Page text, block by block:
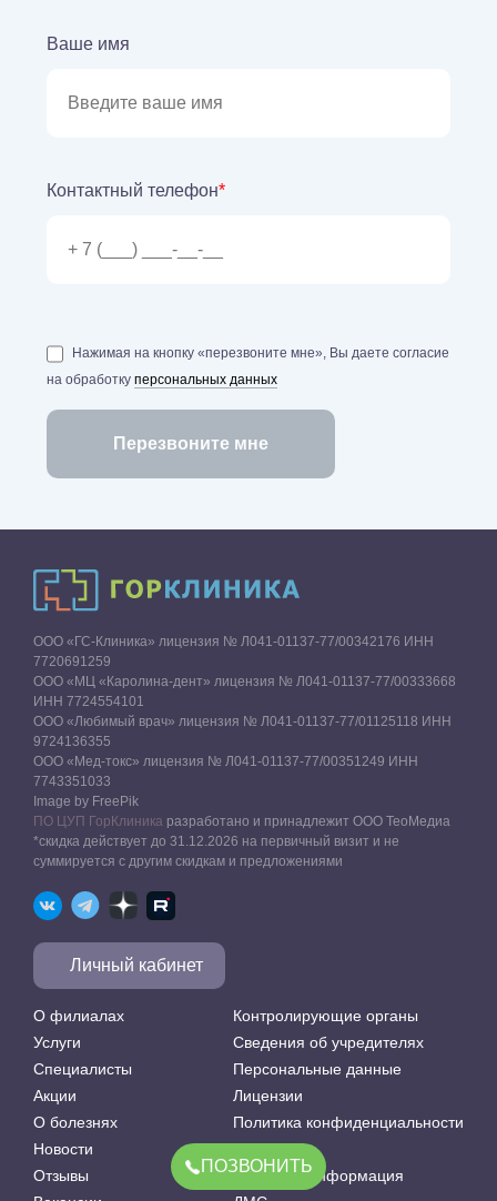
Ваше имя
Контактный телефон*
Нажимая на кнопку «перезвоните мне», Вы даете согласие
на обработку персональных данных
ООО «ГС-Клиника» лицензия № Л041-01137-77/00342176 ИНН
7720691259
ООО «МЦ «Каролина-дент» лицензия № Л041-01137-77/00333668
ИНН 7724554101
ООО «Любимый врач» лицензия № Л041-01137-77/01125118 ИНН
9724136355
ООО «Мед-токс» лицензия № Л041-01137-77/00351249 ИНН
7743351033
Image by FreePik
ПО ЦУП ГорКлиника разработано и принадлежит ООО ТеоМедиа
*скидка действует до 31.12.2026 на первичный визит и не
суммируется с другим скидкам и предложениями
О филиалах
Услуги
Специалисты
Акции
О болезнях
Новости
Отзывы
Контролирующие органы
Сведения об учредителях
Персональные данные
Лицензии
Политика конфиденциальности
Оферта
Правовая информация
Личный кабинет
ПОЗВОНИТЬ